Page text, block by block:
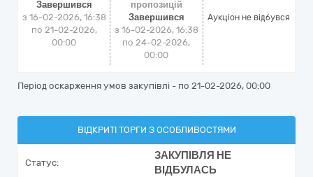
Завершився
з 16-02-2026, 16:38
по 21-02-2026,
00:00
пропозицій
Завершився
з 16-02-2026, 16:38
по 24-02-2026,
00:00
Аукціон не відбувся
Період оскарження умов закупівлі - по 21-02-2026, 00:00
ВІДКРИТІ ТОРГИ З ОСОБЛИВОСТЯМИ
Статус:
ЗАКУПІВЛЯ НЕ
ВІДБУЛАСЬ